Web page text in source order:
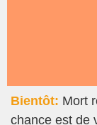
Bientôt: Mort
chance est de